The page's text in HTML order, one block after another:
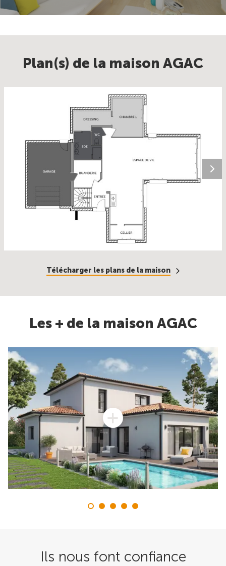
Plan(s) de la maison AGAC
Télécharger les plans de la maison
Les + de la maison AGAC
Ils nous font confiance